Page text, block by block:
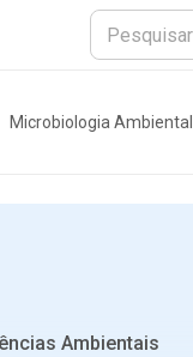
Microbiologia Ambiental
Ambientais